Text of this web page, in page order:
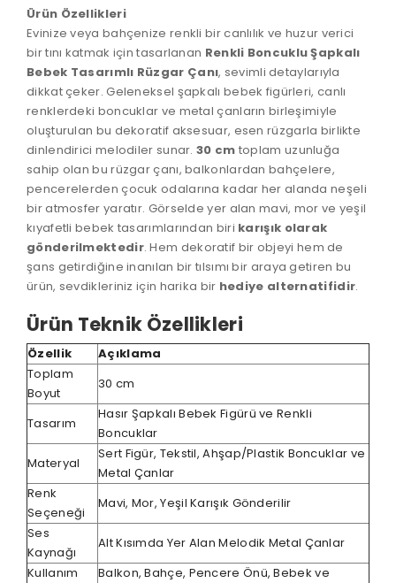
Ürün Özellikleri
Evinize veya bahçenize renkli bir canlılık ve huzur verici
bir tını katmak için tasarlanan Renkli Boncuklu Şapkalı
Bebek Tasarımlı Rüzgar Çanı, sevimli detaylarıyla
dikkat çeker. Geleneksel şapkalı bebek figürleri, canlı
renklerdeki boncuklar ve metal çanların birleşimiyle
oluşturulan bu dekoratif aksesuar, esen rüzgarla birlikte
dinlendirici melodiler sunar.30 cm toplam uzunluğa
sahip olan bu rüzgar çanı, balkonlardan bahçelere,
pencerelerden çocuk odalarına kadar her alanda neşeli
bir atmosfer yaratır. Görselde yer alan mavi, mor ve yeşil
kıyafetli bebek tasarımlarından biri karışık olarak
gönderilmektedir. Hem dekoratif bir objeyi hem de
şans getirdiğine inanılan bir tılsımı bir araya getiren bu
ürün, sevdikleriniz için harika bir hediye alternatifidir.
Ürün Teknik Özellikleri
Özellik
Açıklama
Toplam
Boyut
30 cm
Tasarım
Hasır Şapkalı Bebek Figürü ve Renkli
Boncuklar
Materyal
Sert Figür, Tekstil, Ahşap/Plastik Boncuklar ve
Metal Çanlar
Renk
Seçeneği
Mavi, Mor, Yeşil Karışık Gönderilir
Ses
Kaynağı
Alt Kısımda Yer Alan Melodik Metal Çanlar
Kullanım
Balkon, Bahçe, Pencere Önü, Bebek ve